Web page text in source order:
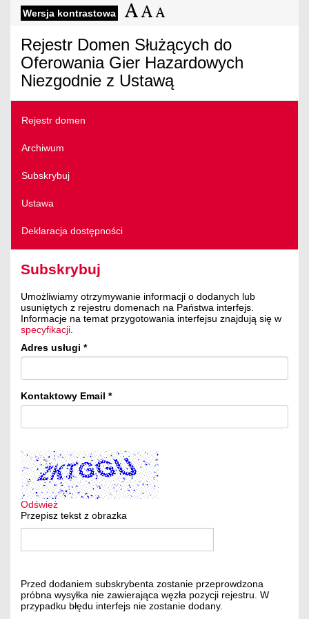
Wersja kontrastowa
Rejestr Domen Służących do
Oferowania Gier Hazardowych
Niezgodnie z Ustawą
Rejestr domen
Archiwum
Subskrybuj
Ustawa
Deklaracja dostępności
Subskrybuj
Umożliwiamy otrzymywanie informacji o dodanych lub
usuniętych z rejestru domenach na Państwa interfejs.
Informacje na temat przygotowania interfejsu znajdują się w
specyfikacji
Adres usługi
Kontaktowy Email
Odśwież
Przepisz tekst z obrazka
Przed dodaniem subskrybenta zostanie przeprowdzona
próbna wysyłka nie zawierająca węzła pozycji rejestru. W
przypadku błędu interfejs nie zostanie dodany.